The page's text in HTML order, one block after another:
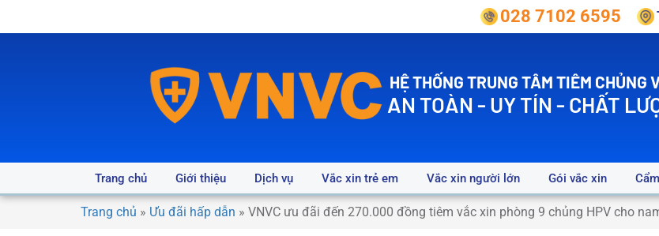
028 7102 6595
HỆ THỐNG TRUNG TÂM TIÊM CHỦNG
AN TOÀN - UY TÍN - CHẤT
Trang chủ Giới thiệu Dịch vụ Vắc xin trẻ em Vắc xin người lớn Gói vắc xin
Trang chủ » Ưu đãi hấp dẫn » VNVC ưu đãi đến 270.000 đồng tiêm vắc xin phòng 9 chủng HPV cho